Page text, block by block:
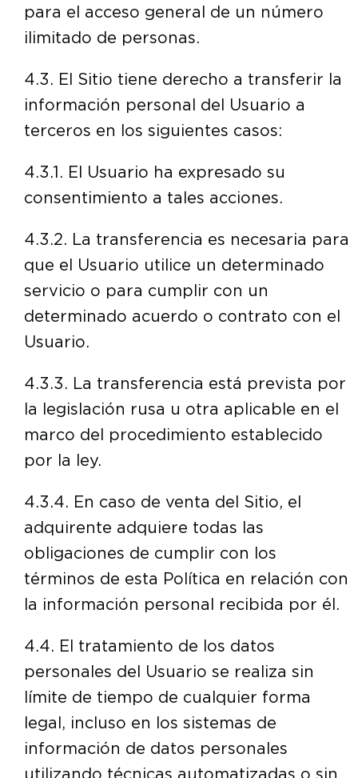
para el acceso general de un número
ilimitado de personas.
4.3. El Sitio tiene derecho a transferir la
información personal del Usuario a
terceros en los siguientes casos:
4.3.1. El Usuario ha expresado su
consentimiento a tales acciones.
4.3.2. La transferencia es necesaria para
que el Usuario utilice un determinado
servicio o para cumplir con un
determinado acuerdo o contrato con el
Usuario.
4.3.3. La transferencia está prevista por
la legislación rusa u otra aplicable en el
marco del procedimiento establecido
por la ley.
4.3.4. En caso de venta del Sitio, el
adquirente adquiere todas las
obligaciones de cumplir con los
términos de esta Política en relación con
la información personal recibida por él.
4.4. El tratamiento de los datos
personales del Usuario se realiza sin
límite de tiempo de cualquier forma
legal, incluso en los sistemas de
información de datos personales
utilizando técnicas automatizadas o sin